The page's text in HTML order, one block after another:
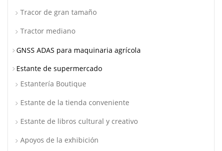
Tracor de gran tamaño
Tractor mediano
GNSS ADAS para maquinaria agrícola
Estante de supermercado
Estantería Boutique
Estante de la tienda conveniente
Estante de libros cultural y creativo
Apoyos de la exhibición